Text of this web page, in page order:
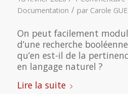
Documentation / par Carole
On peut facilement
d’une recherche
qu’en est-il de la
en langage naturel ?
Lire la suite